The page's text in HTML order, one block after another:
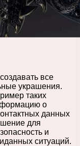
все
украшения.
таких
о
данных
для
и
ситуаций.